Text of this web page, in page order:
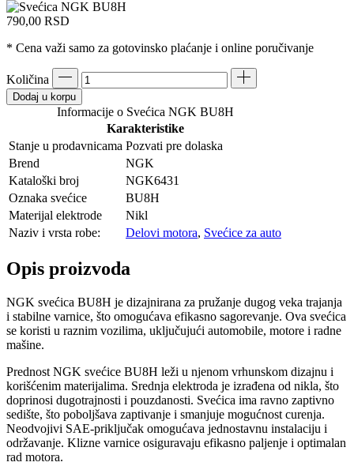
790,00 RSD
* Cena važi samo za gotovinsko plaćanje i online poručivanje
Količina
Dodaj u korpu
Informacije o Svećica NGK BU8H
Karakteristike
Stanje u prodavnicama Pozvati pre dolaska
Brend
NGK
Kataloški broj
NGK6431
Oznaka svećice
BU8H
Materijal elektrode
Nikl
Naziv i vrsta robe:
Delovi motora, Svećice za auto
Opis proizvoda
NGK svećica BU8H je dizajnirana za pružanje dugog veka trajanja
i stabilne varnice, što omogućava efikasno sagorevanje. Ova svećica
se koristi u raznim vozilima, uključujući automobile, motore i radne
mašine.
Prednost NGK svećice BU8H leži u njenom vrhunskom dizajnu i
korišćenim materijalima. Srednja elektroda je izrađena od nikla, što
doprinosi dugotrajnosti i pouzdanosti. Svećica ima ravno zaptivno
sedište, što poboljšava zaptivanje i smanjuje mogućnost curenja.
Neodvojivi SAE-priključak omogućava jednostavnu instalaciju i
održavanje. Klizne varnice osiguravaju efikasno paljenje i optimalan
rad motora.